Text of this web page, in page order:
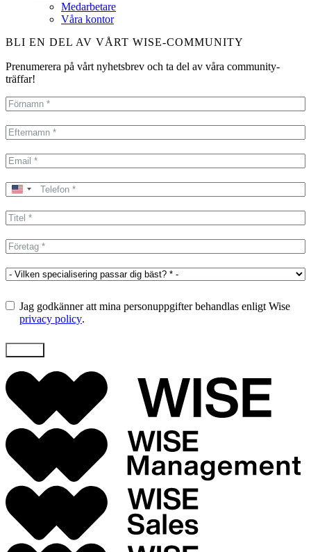
Medarbetare
Våra kontor
BLI EN DEL AV VÅRT WISE-COMMUNITY
Prenumerera på vårt nyhetsbrev och ta del av våra community-
träffar!
United
+1
Jag godkänner att mina personuppgifter behandlas enligt Wise
privacy policy.